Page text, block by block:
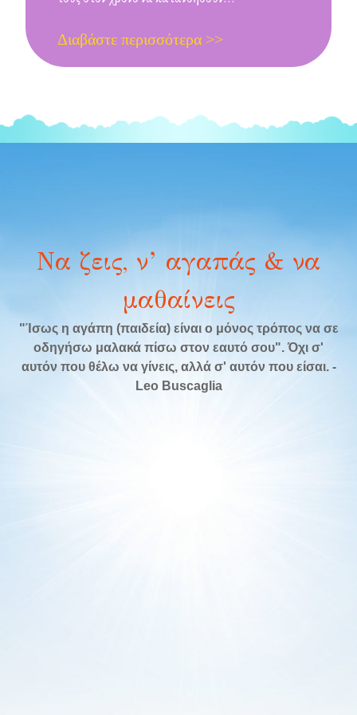
Διαβάστε περισσότερα >>
Να ζεις, ν’ αγαπάς & να
μαθαίνεις
"Ίσως η αγάπη (παιδεία) είναι ο μόνος τρόπος να σε
οδηγήσω μαλακά πίσω στον εαυτό σου". Όχι σ'
αυτόν που θέλω να γίνεις, αλλά σ' αυτόν που είσαι. -
Leo Buscaglia